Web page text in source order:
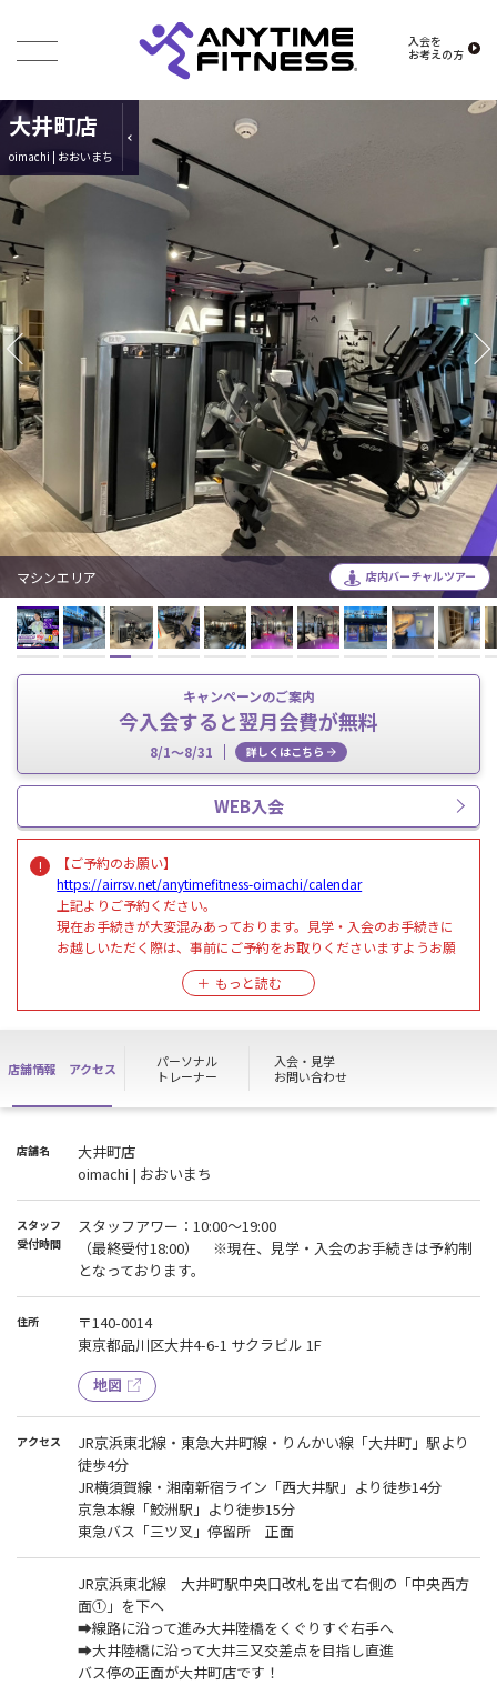
入会を
お考えの方
大井町店
oimachi | おおいまち
店内バーチャルツアー
マシンエリア
キャンペーンのご案内
今入会すると翌月会費が無料
8/1～8/31 詳しくはこちら
WEB入会
【ご予約のお願い】
https://airrsv.net/anytimefitness-oimachi/calendar
上記よりご予約ください。
現在お手続きが大変混みあっております。見学・入会のお手続きに
お越しいただく際は、事前にご予約をお取りくださいますようお願
ご予約いただいた方を優先とさせていただいており、混雑時ご予約
の無い方はお断りする場合がございます。
店舗情報 アクセス
パーソナル
トレーナー
入会・見学
お問い合わせ
店舗名
大井町店
oimachi | おおいまち
スタッフ
受付時間
スタッフアワー：10:00～19:00
（最終受付18:00） ※現在、見学・入会のお手続きは予約制
となっております。
住所
〒140-0014
東京都品川区大井4-6-1 サクラビル 1F
地図
アクセス
JR京浜東北線・東急大井町線・りんかい線「大井町」駅より
徒歩4分
JR横須賀線・湘南新宿ライン「西大井駅」より徒歩14分
京急本線「鮫洲駅」より徒歩15分
東急バス「三ツ叉」停留所 正面
JR京浜東北線 大井町駅中央口改札を出て右側の「中央西方
面①」を下へ
➡線路に沿って進み大井陸橋をくぐりすぐ右手へ
➡大井陸橋に沿って大井三又交差点を目指し直進
バス停の正面が大井町店です！